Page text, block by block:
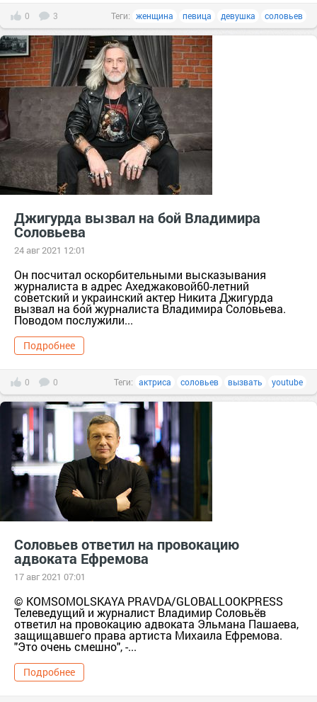
0 3 Теги: женщина певица девушка соловьев
Джигурда вызвал на бой Владимира
Соловьева
24 авг 2021 12:01
Он посчитал оскорбительными высказывания
журналиста в адрес Ахеджаковой60-летний
советский и украинский актер Никита Джигурда
вызвал на бой журналиста Владимира Соловьева.
Поводом послужили...
Подробнее
0 0 Теги: актриса соловьев вызвать youtube
Соловьев ответил на провокацию
адвоката Ефремова
17 авг 2021 07:01
© KOMSOMOLSKAYA PRAVDA/GLOBALLOOKPRESS
Телеведущий и журналист Владимир Соловьёв
ответил на провокацию адвоката Эльмана Пашаева,
защищавшего права артиста Михаила Ефремова.
"Это очень смешно", -...
Подробнее